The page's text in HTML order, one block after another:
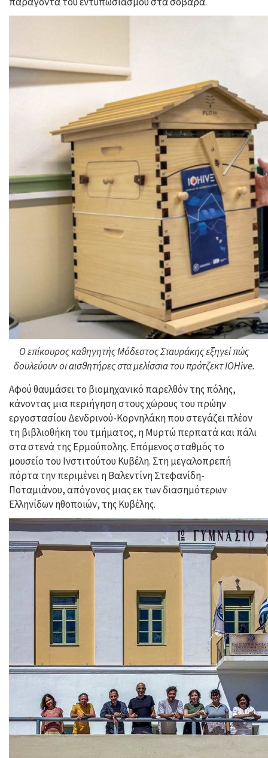
Ο επίκουρος καθηγητής Μόδεστος Σταυράκης εξηγεί πώς
δουλεύουν οι αισθητήρες στα μελίσσια του πρότζεκτ IOHive.
Αφού θαυμάσει το βιομηχανικό παρελθόν της πόλης,
κάνοντας μια περιήγηση στους χώρους του πρώην
εργοστασίου Δενδρινού-Κορνηλάκη που στεγάζει πλέον
τη βιβλιοθήκη του τμήματος, η Μυρτώ περπατά και πάλι
στα στενά της Ερμούπολης. Επόμενος σταθμός το
μουσείο του Ινστιτούτου Κυβέλη. Στη μεγαλοπρεπή
πόρτα την περιμένει η Βαλεντίνη Στεφανίδη-
Ποταμιάνου, απόγονος μιας εκ των διασημότερων
Ελληνίδων ηθοποιών, της Κυβέλης.